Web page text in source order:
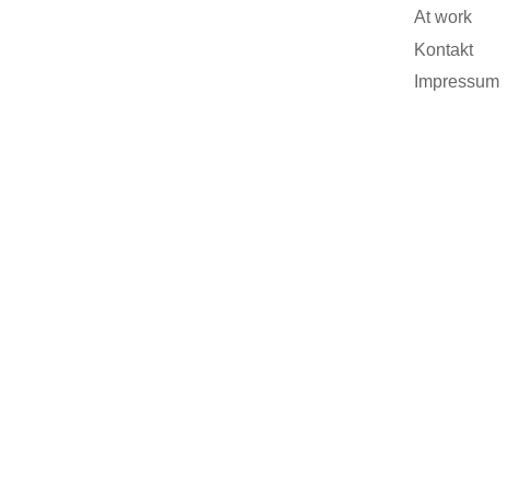
At work
Kontakt
Impressum